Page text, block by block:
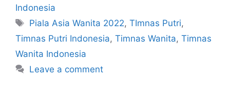
Indonesia
Piala Asia Wanita 2022,TImnas Putri,
Timnas Putri Indonesia, Timnas Wanita, Timnas
Wanita Indonesia
Leave a comment